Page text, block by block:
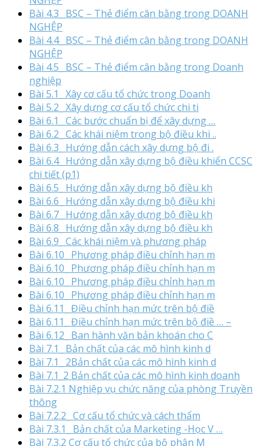
Bài 4.3_ BSC – Thẻ điểm cân bằng trong DOANH
NGHỆP
Bài 4.4_ BSC – Thẻ điểm cân bằng trong DOANH
NGHỆP
Bài 4.5_ BSC – Thẻ điểm cân bằng trong Doanh
nghiệp
Bài 5.1_ Xây cơ cấu tổ chức trong Doanh
Bài 5.2_ Xây dựng cơ cấu tổ chức chi ti
Bài 6.1_ Các bước chuẩn bị để xây dựng …
Bài 6.2_ Các khái niệm trong bộ điều khi ..
Bài 6.3_ Hướng dẫn cách xây dựng bộ đi .
Bài 6.4_ Hướng dẫn xây dựng bộ điều khiển CCSC
chi tiết (p1)
Bài 6.5_ Hướng dẫn xây dựng bộ điều kh
Bài 6.6_ Hướng dẫn xây dựng bộ điều khi
Bài 6.7_ Hướng dẫn xây dựng bộ điều kh
Bài 6.8_ Hướng dẫn xây dựng bộ điều kh
Bài 6.9_ Các khái niệm và phương pháp
Bài 6.10_ Phương pháp điều chỉnh hạn m
Bài 6.10_ Phương pháp điều chỉnh hạn m
Bài 6.10_ Phương pháp điều chỉnh hạn m
Bài 6.10_ Phương pháp điều chỉnh hạn m
Bài 6.11_ Điều chỉnh hạn mức trên bộ điề
Bài 6.11_ Điều chỉnh hạn mức trên bộ điề … –
Bài 6.12_ Ban hành văn bản khoán cho C
Bài 7.1_ Bản chất của các mô hình kinh d
Bài 7.1_ 2Bản chất của các mô hình kinh d
Bài 7.1_2 Bản chất của các mô hình kinh doanh
Bài 7.2.1 Nghiệp vụ chức năng của phòng Truyền
thông
Bài 7.2.2_ Cơ cấu tổ chức và cách thẩm
Bài 7.3.1_ Bản chất của Marketing -Học V …
Bài 7.3.2 Cơ cấu tổ chức của bộ phận M